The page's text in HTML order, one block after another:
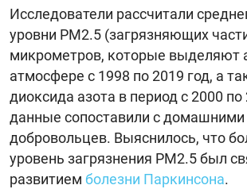
Исследователи рассчитали
уровни PM2.5 (загрязняющих
микрометров, которые выделяют
атмосфере с 1998 по 2019 год, а
диоксида азота в период с 2000 по
данные сопоставили с
добровольцев. Выяснилось, что
уровень загрязнения PM2.5 был
развитием болезни Паркинсона.